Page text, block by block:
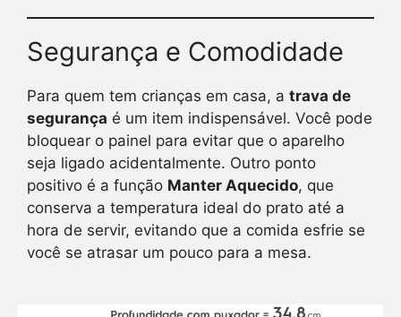
Segurança e Comodidade
Para quem tem crianças em casa, a trava de
segurança é um item indispensável. Você pode
bloquear o painel para evitar que o aparelho
seja ligado acidentalmente. Outro ponto
positivo é a função Manter Aquecido, que
conserva a temperatura ideal do prato até a
hora de servir, evitando que a comida esfrie se
você se atrasar um pouco para a mesa.